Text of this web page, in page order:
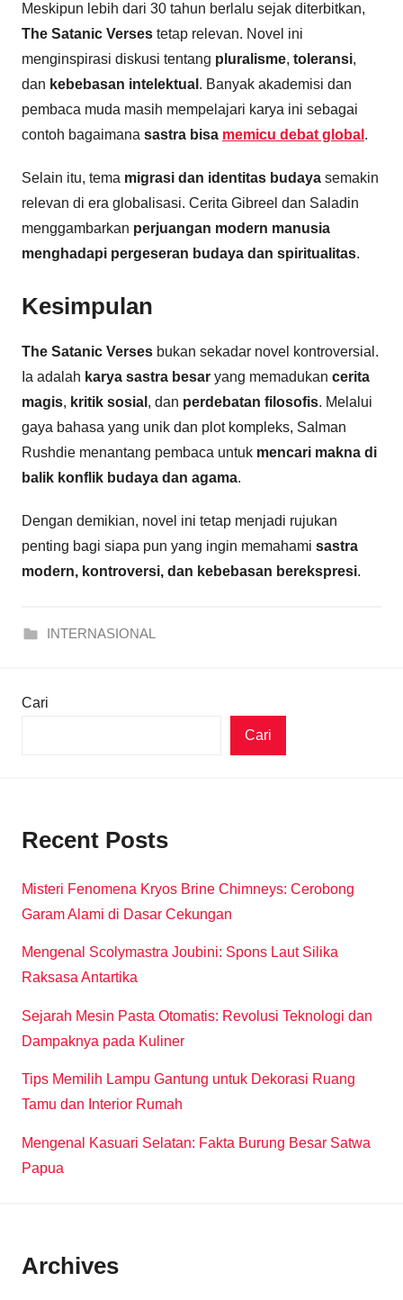
Meskipun lebih dari 30 tahun berlalu sejak diterbitkan,
The Satanic Verses tetap relevan. Novel ini
menginspirasi diskusi tentang pluralisme, toleransi,
dan kebebasan intelektual . Banyak akademisi dan
pembaca muda masih mempelajari karya ini sebagai
contoh bagaimana sastra bisa memicu debat global .
Selain itu, tema migrasi dan identitas budaya semakin
relevan di era globalisasi. Cerita Gibreel dan Saladin
menggambarkan perjuangan modern manusia
menghadapi pergeseran budaya dan spiritualitas.
Kesimpulan
The Satanic Verses bukan sekadar novel kontroversial.
Ia adalah karya sastra besar yang memadukan cerita
magis, kritik sosial , dan perdebatan filosofis. Melalui
gaya bahasa yang unik dan plot kompleks, Salman
Rushdie menantang pembaca untuk mencari makna di
balik konflik budaya dan agama.
Dengan demikian, novel ini tetap menjadi rujukan
penting bagi siapa pun yang ingin memahami sastra
modern, kontroversi, dan kebebasan berekspresi.
INTERNASIONAL
Cari
Cari
Recent Posts
Misteri Fenomena Kryos Brine Chimneys: Cerobong
Garam Alami di Dasar Cekungan
Mengenal Scolymastra Joubini: Spons Laut Silika
Raksasa Antartika
Sejarah Mesin Pasta Otomatis: Revolusi Teknologi dan
Dampaknya pada Kuliner
Tips Memilih Lampu Gantung untuk Dekorasi Ruang
Tamu dan Interior Rumah
Mengenal Kasuari Selatan: Fakta Burung Besar Satwa
Papua
Archives